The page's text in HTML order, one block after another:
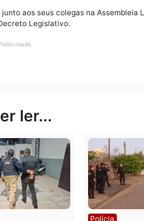
da falta de efetivo nas
os plantões”, revelou.
A categoria está cansada
junto aos seus colegas na
de Decreto Legislativo.
Publicidade